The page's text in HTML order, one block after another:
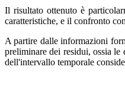
Il risultato ottenuto è
caratteristiche, e il confronto
A partire dalle informazioni
preliminare dei residui, ossia
dell'intervallo temporale